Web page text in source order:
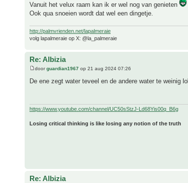
Vanuit het velux raam kan ik er wel nog van genieten
Ook qua snoeien wordt dat wel een dingetje.
http://palmvrienden.net/lapalmeraie
volg lapalmeraie op X: @la_palmeraie
Re: Albizia
doorguardian1967 op 21 aug 2024 07:26
De ene zegt water teveel en de andere water te weinig lol
https://www.youtube.com/channel/UC50sStzJ-Ld68Yis00q_B6g
Losing critical thinking is like losing any notion of the truth
Re: Albizia